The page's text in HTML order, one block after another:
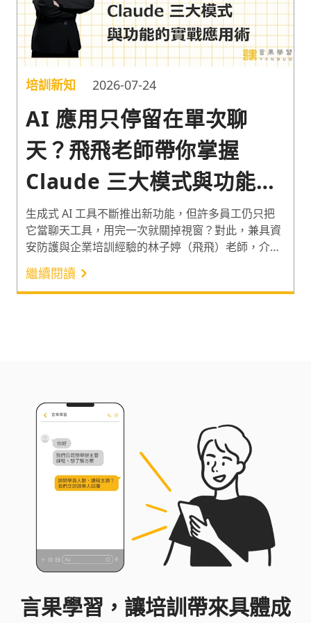
培訓新知 2026-07-24
AI 應用只停留在單次聊
天？飛飛老師帶你掌握
Claude 三大模式與功能的
實戰應用術
生成式 AI 工具不斷推出新功能，但許多員工仍只把
它當聊天工具，用完一次就關掉視窗？對此，兼具資
安防護與企業培訓經驗的林子婷（飛飛）老師，介紹
Claude 的 3 大主要工作方式、Projects 與 Skills 等 3
大功能的使用情境。協助學員將 AI 工具的使用從單
次問答，推進至處理文件整理、資料比對、專案協作
繼續閱讀
言果學習，讓培訓帶來具體成